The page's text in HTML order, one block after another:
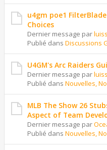
u4gm poe1
Choices
Dernier message par
Publié dans Discussions
U4GM's Arc Raiders
Dernier message par
Publié dans Nouvelles,
MLB The Show 26
Aspect of Team
Dernier message par
Publié dans Nouvelles,